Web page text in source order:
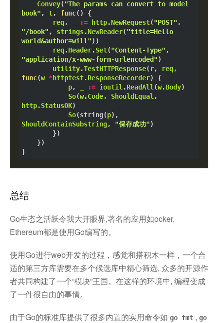
Convey("The params can convert to model
book" , t, func() {
req, := http.NewRequest("POST"
"/book" , strings.NewReader("title=Hello
world&author=will"))
req.Header.Set("Content-Type"
"application/x-www-form-urlencoded")
utility.TestHTTPResponse( r, req
func(w *httptest.ResponseRecorder) {
p, := ioutil .ReadAll (w.Body)
So(w.Code, ShouldEqual
http.StatusOK)
So(string(p
ShouldContainSubstring, "保存成功")
总结
Go生态之活跃令我大开眼界,著名的应用如ocker,
Ethereum都是使用Go编写的。
使用Go进行web开发的过程，感觉和搭积木一样，一个合
适的第三方库需要在多个候选库中精心筛选, 众多的开源作
者共同构建了一个“模块”王国。在这样的环境中, 编程变成
了一件很自由的事情。
由于Go的标准库提供了很多内置的实用命令如 go fmt , go